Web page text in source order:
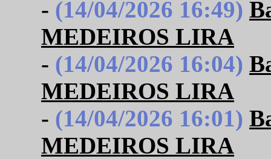
- (14/04/2026 16:49)
MEDEIROS LIRA
- (14/04/2026 16:04)
MEDEIROS LIRA
- (14/04/2026 16:01)
MEDEIROS LIRA